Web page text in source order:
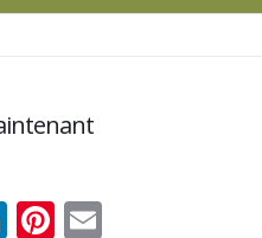
LinkedIn
Pinterest